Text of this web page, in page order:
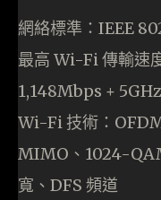
網絡標準：IEEE
最高 Wi-Fi 傳輸速
1,148Mbps +
Wi-Fi 技術：
MIMO、1024-
寬、DFS 頻道